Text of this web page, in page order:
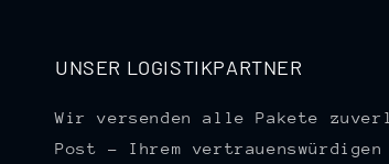
UNSER LOGISTIKPARTNER
Wir versenden alle Pakete
Post – Ihrem